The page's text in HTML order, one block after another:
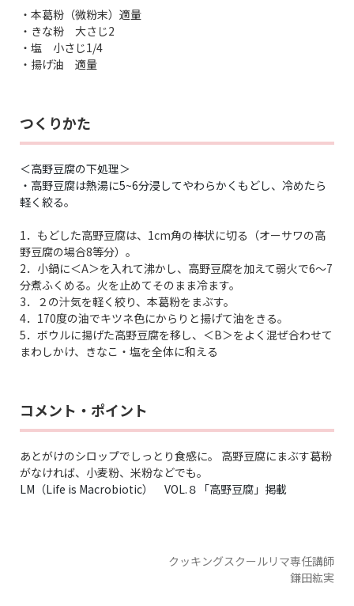
・本葛粉（微粉末）適量
・きな粉 大さじ2
・塩 小さじ1/4
・揚げ油 適量
つくりかた
＜高野豆腐の下処理＞
・高野豆腐は熱湯に5~6分浸してやわらかくもどし、冷めたら
軽く絞る。
1．もどした高野豆腐は、1cm角の棒状に切る（オーサワの高
野豆腐の場合8等分）。
2．小鍋に＜A＞を入れて沸かし、高野豆腐を加えて弱火で6～7
分煮ふくめる。火を止めてそのまま冷ます。
3．２の汁気を軽く絞り、本葛粉をまぶす。
4．170度の油でキツネ色にからりと揚げて油をきる。
5．ボウルに揚げた高野豆腐を移し、＜B＞をよく混ぜ合わせて
まわしかけ、きなこ・塩を全体に和える
コメント・ポイント
あとがけのシロップでしっとり食感に。 高野豆腐にまぶす葛粉
がなければ、小麦粉、米粉などでも。
LM（Life is Macrobiotic） VOL.８「高野豆腐」掲載
クッキングスクールリマ専任講師
鎌田紘実